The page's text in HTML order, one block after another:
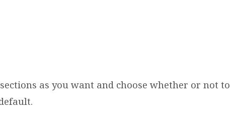
as you want and choose whether or not to